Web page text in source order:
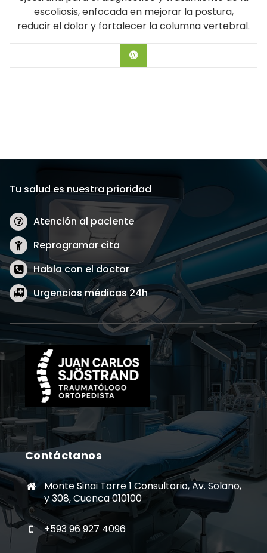
escoliosis, enfocada en mejorar la postura,
reducir el dolor y fortalecer la columna vertebral.
Hablar con el Doctor
Tu salud es nuestra prioridad
Atención al paciente
Reprogramar cita
Habla con el doctor
Urgencias médicas 24h
Contáctanos
Monte Sinai Torre 1 Consultorio, Av. Solano,
y 308, Cuenca 010100
+593 96 927 4096